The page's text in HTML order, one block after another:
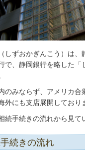
しずおかぎんこう）は、
で、静岡銀行を略した「
のみならず、アメリカ合
外にも支店展開しており
続手続きの流れから見て
続きの流れ